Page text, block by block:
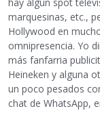
marquesinas, etc.,
Hollywood en
omnipresencia. Yo
más fanfarria
Heineken y alguna
un poco pesados
chat de WhatsApp,